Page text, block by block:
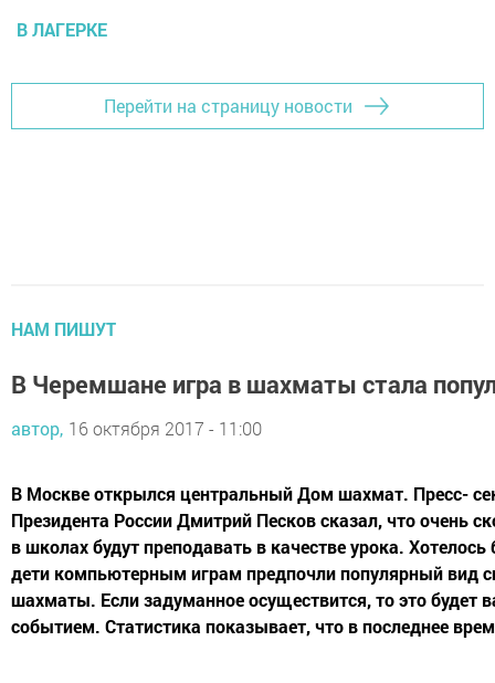
В ЛАГЕРКЕ
Перейти на страницу новости
НАМ ПИШУТ
В Черемшане игра в шахматы стала
автор, 16 октября 2017 - 11:00
В Москве открылся центральный Дом шахмат. Пресс-
Президента России Дмитрий Песков сказал, что очень
в школах будут преподавать в качестве урока.
дети компьютерным играм предпочли популярный вид
шахматы. Если задуманное осуществится, то это будет
событием. Статистика показывает, что в последнее